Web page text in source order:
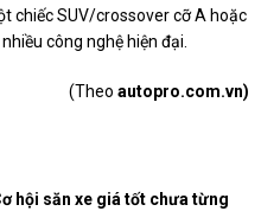
chiếc SUV/crossover cỡ A hoặc
công nghệ hiện đại.
(Theo autopro.com.vn)
hội săn xe giá tốt chưa từng